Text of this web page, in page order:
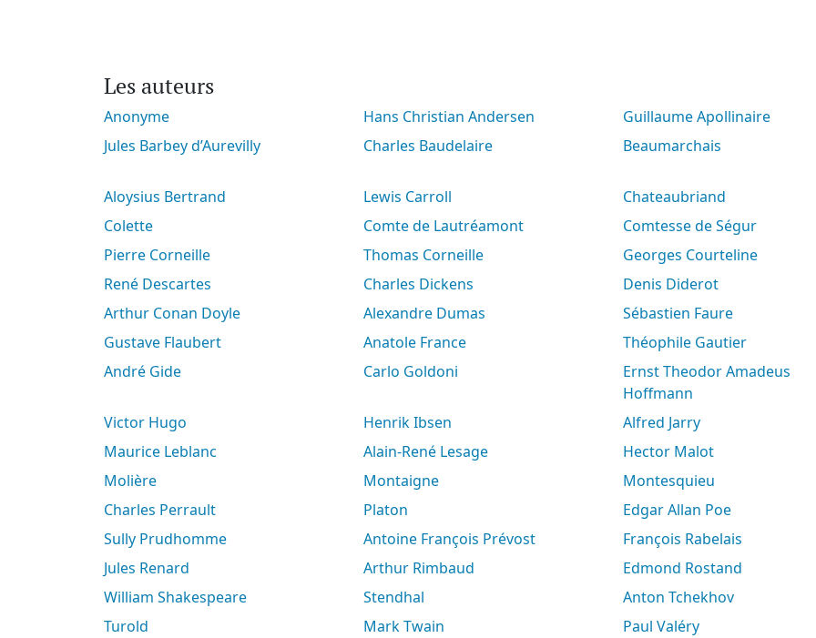
Les auteurs
Anonyme Hans Christian Andersen
Guillaume Apollinaire
Jules Barbey d’Aurevilly
Charles Baudelaire Beaumarchais
Aloysius Bertrand Lewis Carroll
Chateaubriand
Colette
Comte de Lautréamont
Comtesse de Ségur
Pierre Corneille
Thomas Corneille
Georges Courteline
René Descartes
Charles Dickens
Denis Diderot
Arthur Conan Doyle
Alexandre Dumas
Sébastien Faure
Gustave Flaubert
Anatole France
Théophile Gautier
André Gide
Carlo Goldoni
Ernst Theodor Amadeus
Hoffmann
Victor Hugo
Henrik Ibsen
Alfred Jarry
Maurice Leblanc
Alain-René Lesage
Hector Malot
Molière
Montaigne
Montesquieu
Charles Perrault
Platon
Edgar Allan Poe
Sully Prudhomme
Antoine François Prévost
François Rabelais
Jules Renard
Arthur Rimbaud
Edmond Rostand
William Shakespeare
Stendhal
Anton Tchekhov
Turold
Mark Twain
Paul Valéry